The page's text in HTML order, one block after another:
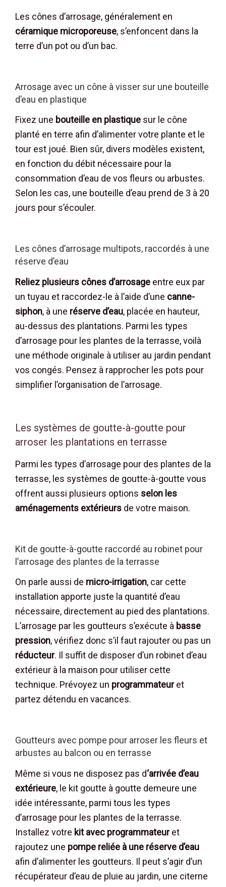
Les cônes d’arrosage, généralement en
céramique microporeuse, s’enfoncent dans la
terre d’un pot ou d’un bac.
Arrosage avec un cône à visser sur une bouteille
d’eau en plastique
Fixez une bouteille en plastique sur le cône
planté en terre afin d’alimenter votre plante et le
tour est joué. Bien sûr, divers modèles existent,
en fonction du débit nécessaire pour la
consommation d’eau de vos fleurs ou arbustes.
Selon les cas, une bouteille d’eau prend de 3 à 20
jours pour s’écouler.
Les cônes d’arrosage multipots, raccordés à une
réserve d’eau
Reliez plusieurs cônes d’arrosage entre eux par
un tuyau et raccordez-le à l’aide d’une canne-
siphon, à une réserve d’eau, placée en hauteur,
au-dessus des plantations. Parmi les types
d’arrosage pour les plantes de la terrasse, voilà
une méthode originale à utiliser au jardin pendant
vos congés. Pensez à rapprocher les pots pour
simplifier l’organisation de l’arrosage.
Les systèmes de goutte-à-goutte pour
arroser les plantations en terrasse
Parmi les types d’arrosage pour des plantes de la
terrasse, les systèmes de goutte-à-goutte vous
offrent aussi plusieurs options selon les
aménagements extérieurs de votre maison.
Kit de goutte-à-goutte raccordé au robinet pour
l’arrosage des plantes de la terrasse
On parle aussi de micro-irrigation, car cette
installation apporte juste la quantité d’eau
nécessaire, directement au pied des plantations.
L’arrosage par les goutteurs s’exécute à basse
pression, vérifiez donc s’il faut rajouter ou pas un
réducteur. Il suffit de disposer d’un robinet d’eau
extérieur à la maison pour utiliser cette
technique. Prévoyez un programmateuret
partez détendu en vacances.
Goutteurs avec pompe pour arroser les fleurs et
arbustes au balcon ou en terrasse
Même si vous ne disposez pas d‘arrivée d’eau
extérieure, le kit goutte à goutte demeure une
idée intéressante, parmi tous les types
d’arrosage pour les plantes de la terrasse.
Installez votre kit avec programmateuret
rajoutez une pompe reliée à une réserve d’eau
afin d’alimenter les goutteurs. Il peut s’agir d’un
récupérateur d’eau de pluie au jardin, une citerne